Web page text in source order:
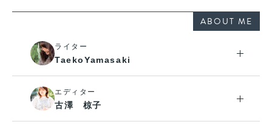
ABOUT ME
ライター
TaekoYamasaki
エディター
古澤 椋子